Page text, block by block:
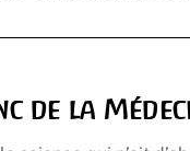
de la